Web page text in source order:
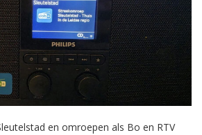
en omroepen als Bo en RTV